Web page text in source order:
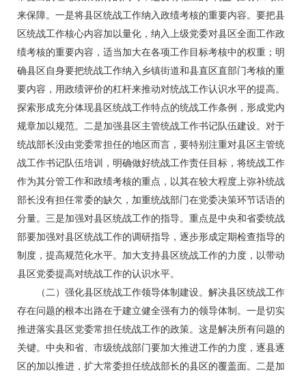
来保障。一是将县区统战工作纳入政绩考核的重要内容。要把县
区统战工作核心内容加以量化，纳入上级党委对县区全面工作政
绩考核的重要内容，适当加大在各项工作目标考核中的权重；明
确县区自身要把统战工作纳入乡镇街道和县直区直部门考核的重
要内容，用政绩评价的杠杆来推动对统战工作认识水平的提高。
探索形成充分体现县区统战工作特点的统战工作条例，形成党内
规章加以规范。二是加强县区主管统战工作书记队伍建设。对于
统战部长没由党委常担任的地区而言，要特别注重对县区主管统
战工作书记队伍培训，明确做好统战工作责任目标，将统战工作
作为其分管工作和政绩考核的重点，以其在较大程度上弥补统战
部长没有担任常委的缺欠，加重统战部门在党委决策环节话语的
分量。三是加强对县区统战工作的指导。重点是中央和省委统战
部要加强对县区统战工作的调研指导，逐步形成定期检查指导的
制度，提高规范化水平。加大支持县区统战工作的力度，以带动
县区党委提高对统战工作的认识水平。
（二）强化县区统战工作领导体制建设。解决县区统战工作
存在问题的根本出路在于建立健全强有力的领导体制。一是切实
推进落实县区党委常担任统战工作的政策。这是解决所有问题的
关键。中央和省、市级统战部门要加大推进工作的力度，逐县逐
区的加以推进，扩大常委担任统战部长的县区的覆盖面。二是加